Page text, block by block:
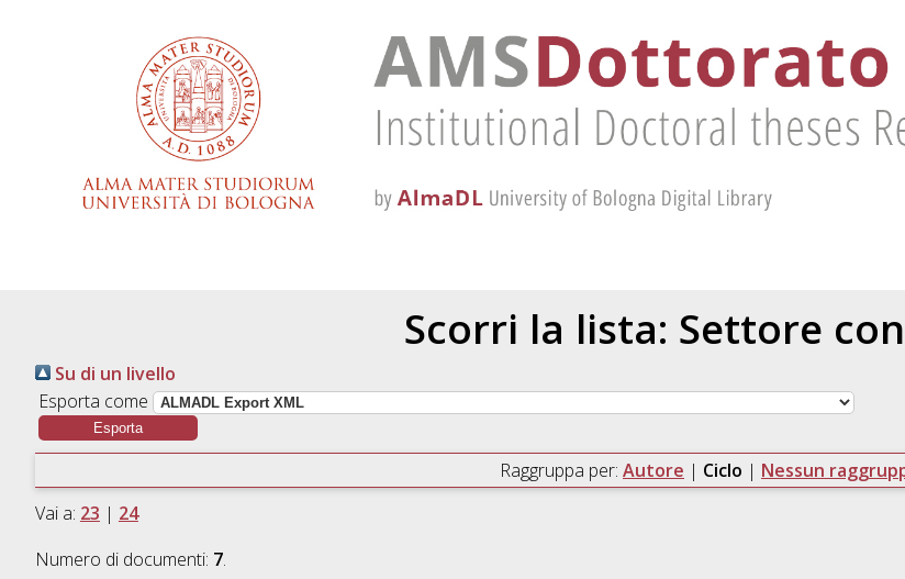
Scorri la lista: Settore
Su di un livello
Esporta come
Raggruppa per: Autore | Ciclo | Nessun
Vai a: 23 | 24
Numero di documenti: 7.